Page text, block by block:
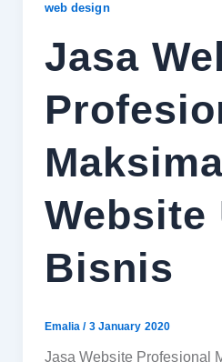
web design
Jasa
Website
Bisnis
Emalia/ 3 January 2020
Jasa Website Profesional